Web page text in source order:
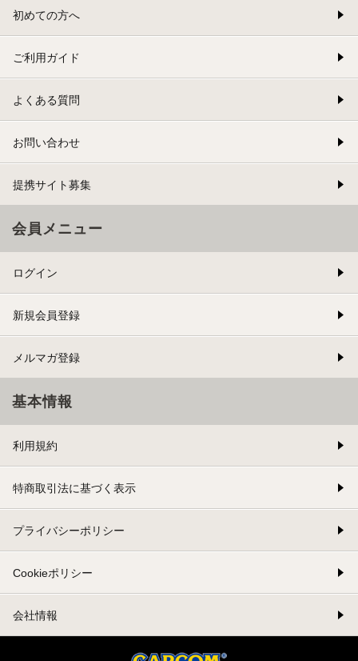
初めての方へ
ご利用ガイド
よくある質問
お問い合わせ
提携サイト募集
会員メニュー
ログイン
新規会員登録
メルマガ登録
基本情報
利用規約
特商取引法に基づく表示
プライバシーポリシー
Cookieポリシー
会社情報